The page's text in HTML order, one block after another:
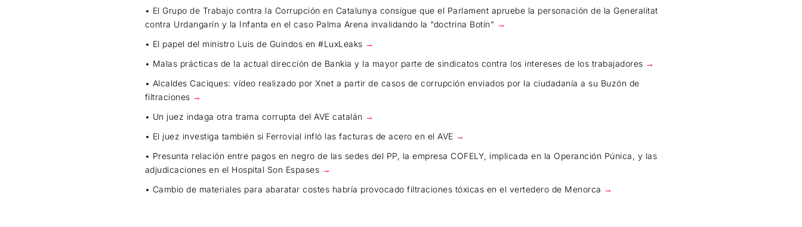
• El Grupo de Trabajo contra la Corrupción en Catalunya consigue que el Parlament apruebe la personación de la Generalitat
contra Urdangarín y la Infanta en el caso Palma Arena invalidando la “doctrina Botín” →
• El papel del ministro Luis de Guindos en #LuxLeaks →
• Malas prácticas de la actual dirección de Bankia y la mayor parte de sindicatos contra los intereses de los trabajadores →
• Alcaldes Caciques: vídeo realizado por Xnet a partir de casos de corrupción enviados por la ciudadanía a su Buzón de
filtraciones →
• Un juez indaga otra trama corrupta del AVE catalán →
• El juez investiga también si Ferrovial infló las facturas de acero en el AVE →
• Presunta relación entre pagos en negro de las sedes del PP, la empresa COFELY, implicada en la Operanción Púnica, y las
adjudicaciones en el Hospital Son Espases →
• Cambio de materiales para abaratar costes habría provocado filtraciones tóxicas en el vertedero de Menorca →